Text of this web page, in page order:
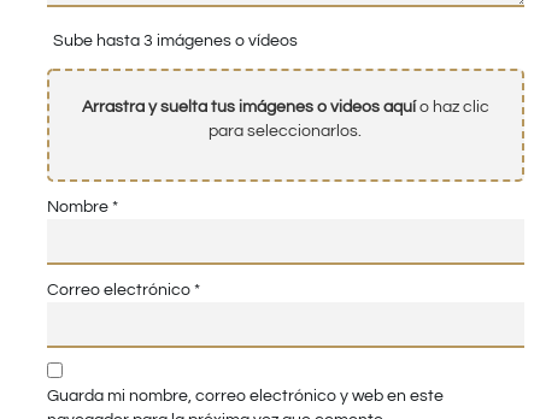
Sube hasta 3 imágenes o vídeos
Arrastra y suelta tus imágenes o videos aquío haz clic
para seleccionarlos.
Nombre *
Correo electrónico *
Guarda mi nombre, correo electrónico y web en este